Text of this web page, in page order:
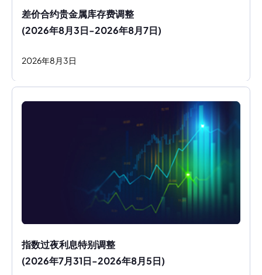
差价合约贵金属库存费调整
(2026年8月3日-2026年8月7日)
2026年8 月 3日
指数过夜利息特别调整
(2026年7月31日-2026年8月5日)